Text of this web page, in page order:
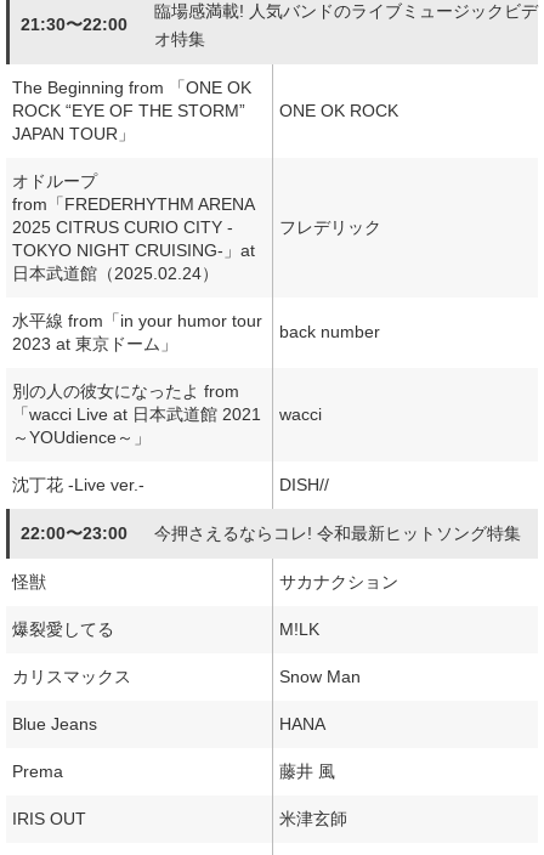
21:30〜22:00
臨場感満載! 人気バンドのライブミュージックビデ
オ特集
The Beginning from 「ONE OK
ROCK “EYE OF THE STORM”
JAPAN TOUR」
ONE OK ROCK
オドループ
from「FREDERHYTHM ARENA
2025 CITRUS CURIO CITY -
TOKYO NIGHT CRUISING-」at
日本武道館（2025.02.24）
フレデリック
水平線 from「in your humor tour
2023 at 東京ドーム」
back number
別の人の彼女になったよ from
「wacci Live at 日本武道館 2021
～YOUdience～」
wacci
沈丁花 -Live ver.- DISH//
22:00〜23:00 今押さえるならコレ! 令和最新ヒットソング特集
怪獣 サカナクション
爆裂愛してる M!LK
カリスマックス Snow Man
Blue Jeans HANA
Prema 藤井 風
IRIS OUT 米津玄師